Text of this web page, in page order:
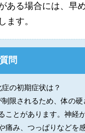
ある場合には、早
ます。
問
の初期症状は？
限されるため、体の硬
ことがあります。神経
痛み、つっぱりなどを